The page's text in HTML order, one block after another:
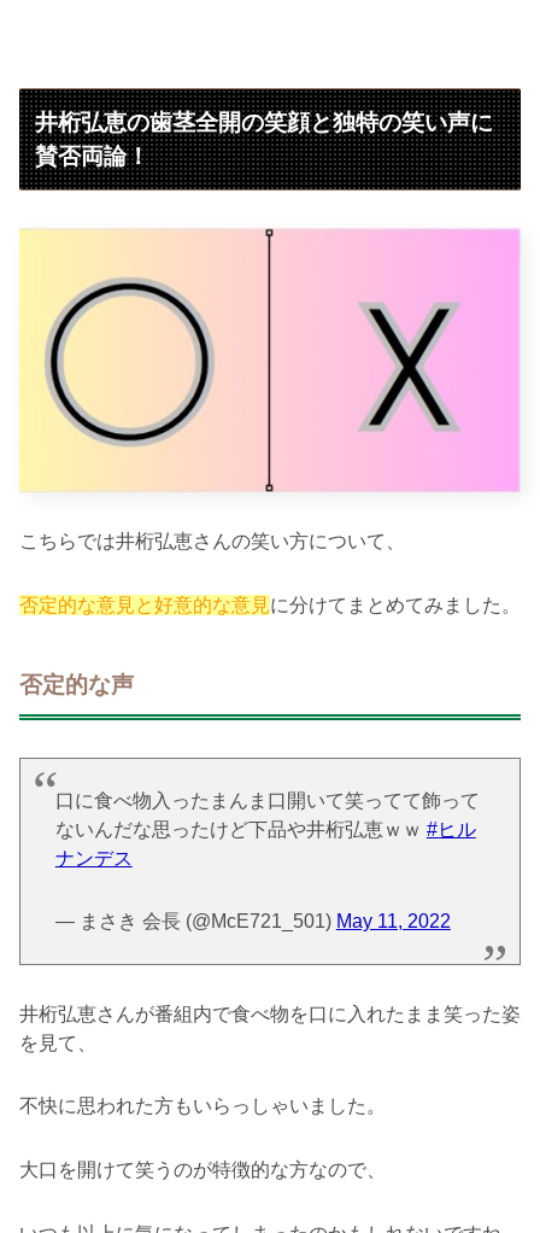
井桁弘恵の歯茎全開の笑顔と独特の笑い声に
賛否両論！
こちらでは井桁弘恵さんの笑い方について、
否定的な意見と好意的な意見に分けてまとめてみました。
否定的な声
口に食べ物入ったまんま口開いて笑ってて飾って
ないんだな思ったけど下品や井桁弘恵ｗｗ #ヒル
ナンデス
— まさき 会長 (@McE721_501) May 11, 2022
井桁弘恵さんが番組内で食べ物を口に入れたまま笑った姿
を見て、
不快に思われた方もいらっしゃいました。
大口を開けて笑うのが特徴的な方なので、